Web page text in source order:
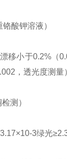
酸钾溶液）
小于0.2%（
，透光度测量
测）
3绿光